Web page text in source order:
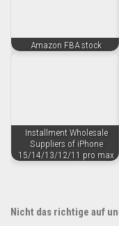
Amazon FBA stock
Installment Wholesale
Suppliers of iPhone
15/14/13/12/11 pro max
Nicht das richtige auf